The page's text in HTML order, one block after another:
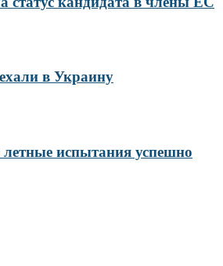
в Украину
испытания успешно